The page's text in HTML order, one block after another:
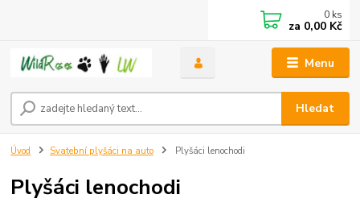
Menu
Hledat
0 ks
za 0,00 Kč
Úvod Svatební plyšáci na auto Plyšáci lenochodi
Plyšáci lenochodi